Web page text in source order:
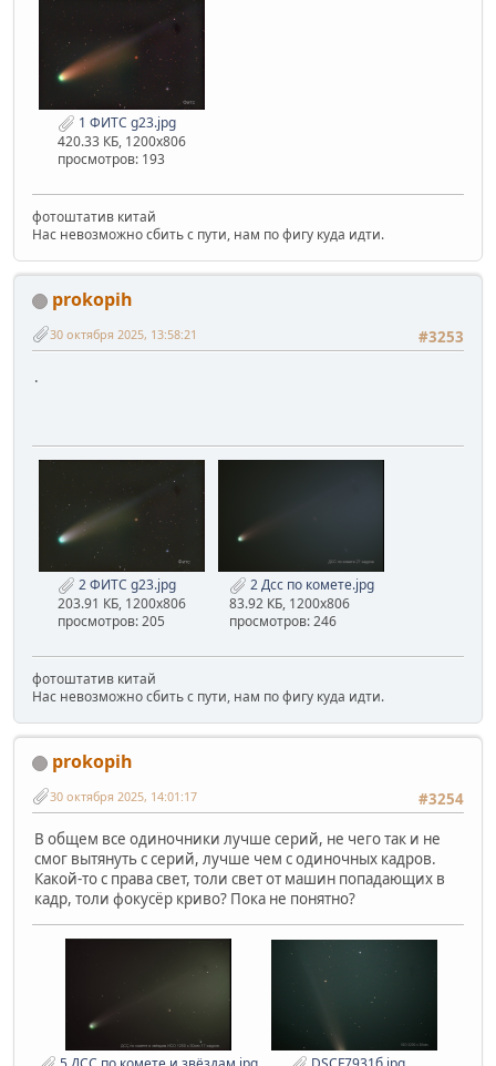
1 ФИТС g23.jpg
420.33 КБ, 1200x806
просмотров: 193
фотоштатив китай
Нас невозможно сбить с пути, нам по фигу куда идти.
prokopih
#3253
30 октября 2025, 13:58:21
.
2 ФИТС g23.jpg
203.91 КБ, 1200x806
просмотров: 205
2 Дсс по комете.jpg
83.92 КБ, 1200x806
просмотров: 246
фотоштатив китай
Нас невозможно сбить с пути, нам по фигу куда идти.
prokopih
#3254
30 октября 2025, 14:01:17
В общем все одиночники лучше серий, не чего так и не
смог вытянуть с серий, лучше чем с одиночных кадров.
Какой-то с права свет, толи свет от машин попадающих в
кадр, толи фокусёр криво? Пока не понятно?